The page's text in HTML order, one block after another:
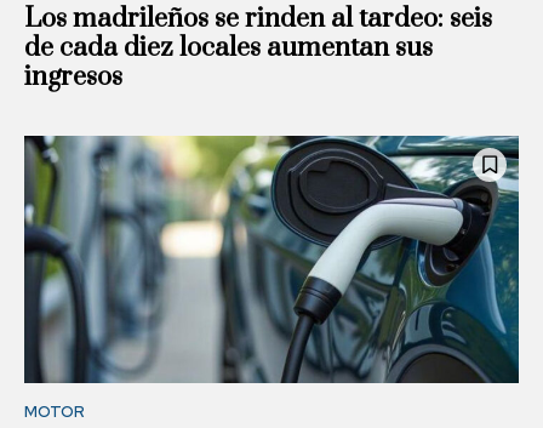
Los madrileños se rinden al tardeo: seis
de cada diez locales aumentan sus
ingresos
MOTOR